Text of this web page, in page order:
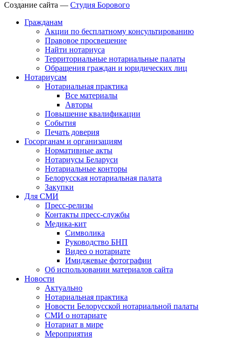
Создание сайта — Студия Борового
Гражданам
Акции по бесплатному консультированию
Правовое просвещение
Найти нотариуса
Территориальные нотариальные палаты
Обращения граждан и юридических лиц
Нотариусам
Нотариальная практика
Все материалы
Авторы
Повышение квалификации
События
Печать доверия
Госорганам и организациям
Нормативные акты
Нотариусы Беларуси
Нотариальные конторы
Белорусская нотариальная палата
Закупки
Для СМИ
Пресс-релизы
Контакты пресс-службы
Медика-кит
Символика
Руководство БНП
Видео о нотариате
Имиджевые фотографии
Об использовании материалов сайта
Новости
Актуально
Нотариальная практика
Новости Белорусской нотариальной палаты
СМИ о нотариате
Нотариат в мире
Мероприятия